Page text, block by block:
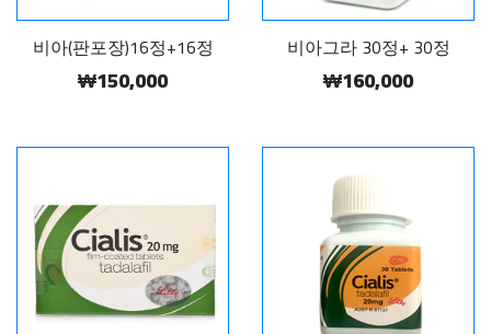
비아(판포장)16정+16정
₩150,000
비아그라 30정+ 30정
₩160,000